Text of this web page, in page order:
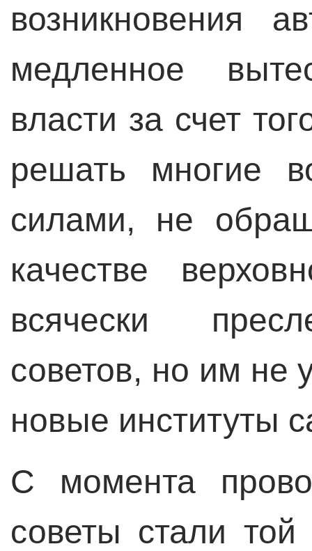
возникновения
медленное
власти за счет
решать многие
силами, не
качестве
всячески
советов, но им не
новые институты
С момента
советы стали той